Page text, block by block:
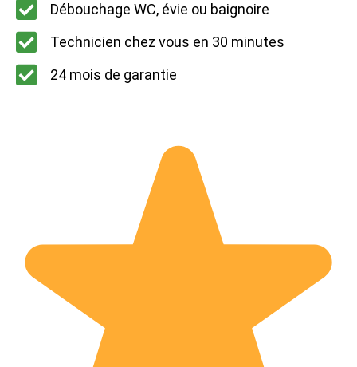
Débouchage WC, évie ou baignoire
Technicien chez vous en 30 minutes
24 mois de garantie